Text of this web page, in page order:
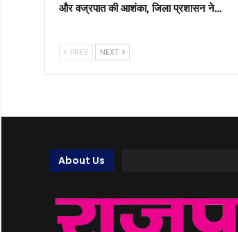
और वज्रपात की आशंका, जिला प्रशासन ने…
PREV NEXT
About Us